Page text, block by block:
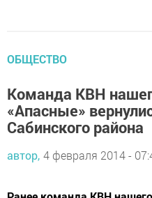
ОБЩЕСТВО
Команда КВН
«Апасные»
Сабинского района
автор, 4 февраля 2014 -